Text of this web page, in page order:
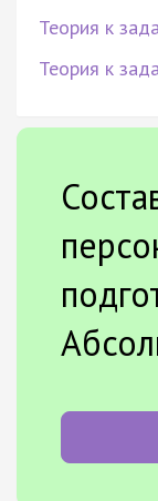
Теория к
Теория к